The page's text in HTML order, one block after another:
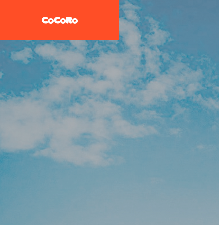
共同生活援助・自立準備ホ
ーム【CoCoRoホーム】
一般社団法人STEP UP
企業情報
施設案内